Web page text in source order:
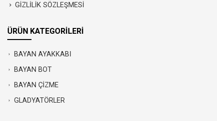
GİZLİLİK SÖZLEŞMESİ
ÜRÜN KATEGORİLERİ
BAYAN AYAKKABI
BAYAN BOT
BAYAN ÇİZME
GLADYATÖRLER